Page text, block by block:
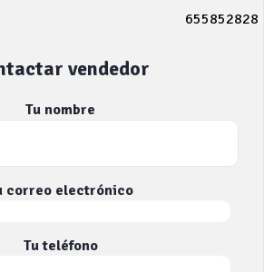
655852828
vendedor
Tu nombre
correo electrónico
Tu teléfono